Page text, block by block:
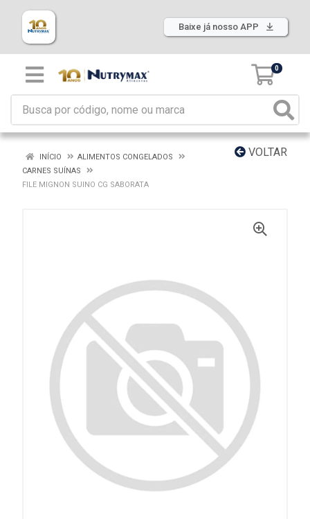
Baixe já nosso APP
0
VOLTAR
INÍCIO
ALIMENTOS CONGELADOS
CARNES SUÍNAS
FILE MIGNON SUINO CG SABORATA